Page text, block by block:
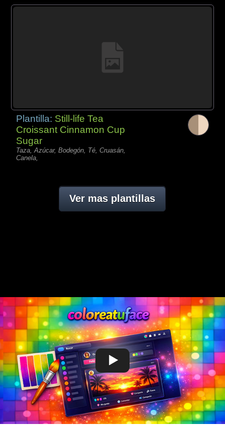
Plantilla: Still-life Tea
Croissant Cinnamon Cup
Sugar
Taza, Azúcar, Bodegón, Té, Cruasán,
Canela,
Ver mas plantillas